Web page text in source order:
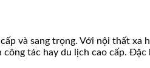
và sang trọng. Với nội thất
tác hay du lịch cao cấp.